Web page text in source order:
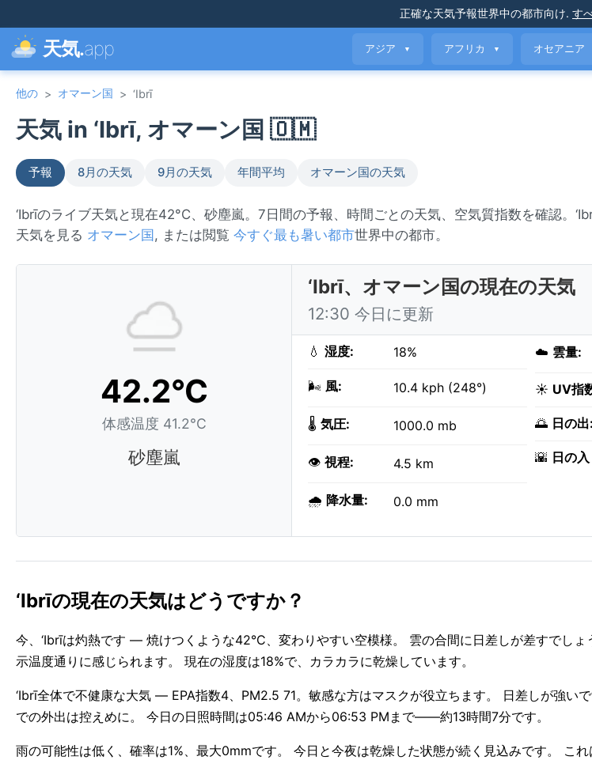
正確な天気予報世界中の都市向け. す
天気.app アジア ▼ アフリカ ▼ オセアニア
他の > オマーン国 > ‘Ibrī
天気 in ‘Ibrī, オマーン国 🇴🇲
予報 8月の天気 9月の天気 年間平均 オマーン国の天気
‘Ibrīのライブ天気と現在42°C、砂塵嵐。7日間の予報、時間ごとの天気、空気質指数を確認。
天気を見る オマーン国 , または閲覧 今すぐ最も暑い都市世界中の都市。
42.2°C
体感温度 41.2°C
砂塵嵐
‘Ibrī、オマーン国の現在の天気
12:30 今日に更新
💧 湿度: 18%
🌬️ 風: 10.4 kph (248°)
🌡️ 気圧: 1000.0 mb
👁️ 視程: 4.5 km
🌧️ 降水量: 0.0 mm
☁️ 雲量:
☀️ UV指
🌅 日の出:
🌇 日の
‘Ibrīの現在の天気はどうですか？
今、‘Ibrīは灼熱です — 焼けつくような42°C、変わりやすい空模様。 雲の合間に日差しが差すでし
示温度通りに感じられます。 現在の湿度は18%で、カラカラに乾燥しています。
‘Ibrī全体で不健康な大気 — EPA指数4、PM2.5 71。敏感な方はマスクが役立ちます。 日差しが強いで
での外出は控えめに。 今日の日照時間は05:46 AMから06:53 PMまで——約13時間7分です。
雨の可能性は低く、確率は1%、最大0mmです。 今日と今夜は乾燥した状態が続く見込みです。 こ